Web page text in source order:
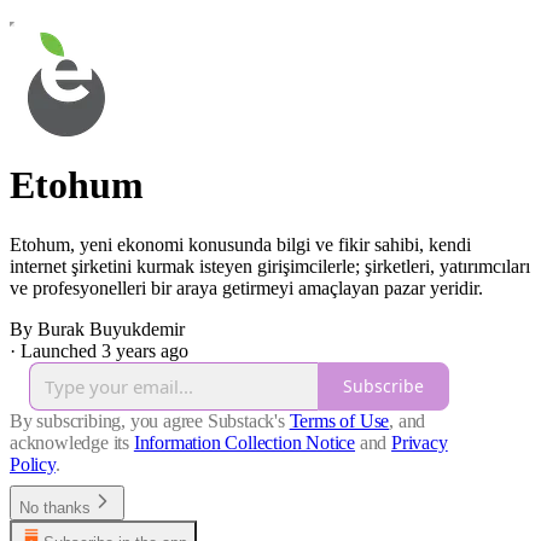
Etohum
Etohum, yeni ekonomi konusunda bilgi ve fikir sahibi, kendi
internet şirketini kurmak isteyen girişimcilerle; şirketleri, yatırımcıları
ve profesyonelleri bir araya getirmeyi amaçlayan pazar yeridir.
By Burak Buyukdemir
· Launched 3 years ago
Subscribe
By subscribing, you agree Substack's Terms of Use, and
acknowledge its Information Collection Notice and Privacy
Policy.
No thanks